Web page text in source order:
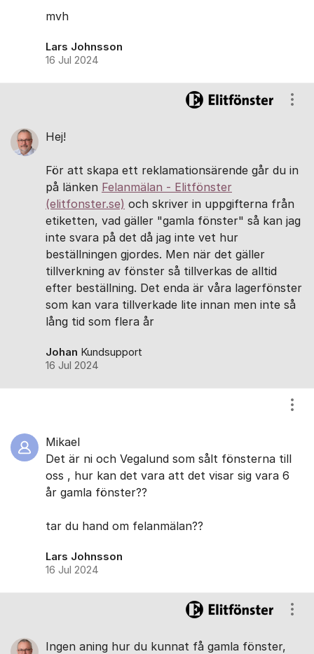
mvh
Lars Johnsson
16 Jul 2024
Hej!
För att skapa ett reklamationsärende går du in
på länken Felanmälan - Elitfönster
(elitfonster.se) och skriver in uppgifterna från
etiketten, vad gäller "gamla fönster" så kan jag
inte svara på det då jag inte vet hur
beställningen gjordes. Men när det gäller
tillverkning av fönster så tillverkas de alltid
efter beställning. Det enda är våra lagerfönster
som kan vara tillverkade lite innan men inte så
lång tid som flera år
Johan Kundsupport
16 Jul 2024
Mikael
Det är ni och Vegalund som sålt fönsterna till
oss , hur kan det vara att det visar sig vara 6
år gamla fönster??
tar du hand om felanmälan??
Lars Johnsson
16 Jul 2024
Ingen aning hur du kunnat få gamla fönster,